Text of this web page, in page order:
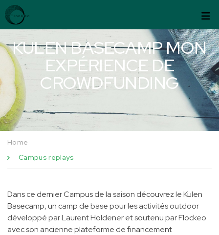
Passer au contenu
KULEN BASECAMP MON
EXPÉRIENCE DE
CROWDFUNDING
Home
Campus replays
Dans ce dernier Campus de la saison découvrez le Kulen
Basecamp, un camp de base pour les activités outdoor
développé par Laurent Holdener et soutenu par Flockeo
avec son ancienne plateforme de financement
Panneau de gestion des cookies